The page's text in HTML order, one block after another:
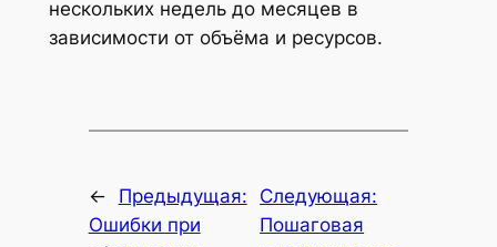
нескольких недель до месяцев в
зависимости от объёма и ресурсов.
←
Предыдущая:
Ошибки при
Следующая:
Пошаговая